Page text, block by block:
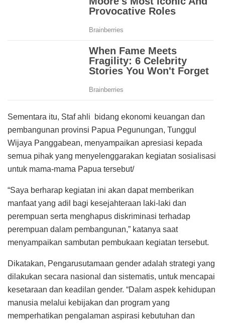
Sementara itu, Staf ahli bidang ekonomi keuangan dan
pembangunan provinsi Papua Pegunungan, Tunggul
Wijaya Panggabean, menyampaikan apresiasi kepada
semua pihak yang menyelenggarakan kegiatan sosialisasi
untuk mama-mama Papua tersebut/
“Saya berharap kegiatan ini akan dapat memberikan
manfaat yang adil bagi kesejahteraan laki-laki dan
perempuan serta menghapus diskriminasi terhadap
perempuan dalam pembangunan,” katanya saat
menyampaikan sambutan pembukaan kegiatan tersebut.
Dikatakan, Pengarusutamaan gender adalah strategi yang
dilakukan secara nasional dan sistematis, untuk mencapai
kesetaraan dan keadilan gender. “Dalam aspek kehidupan
manusia melalui kebijakan dan program yang
memperhatikan pengalaman aspirasi kebutuhan dan